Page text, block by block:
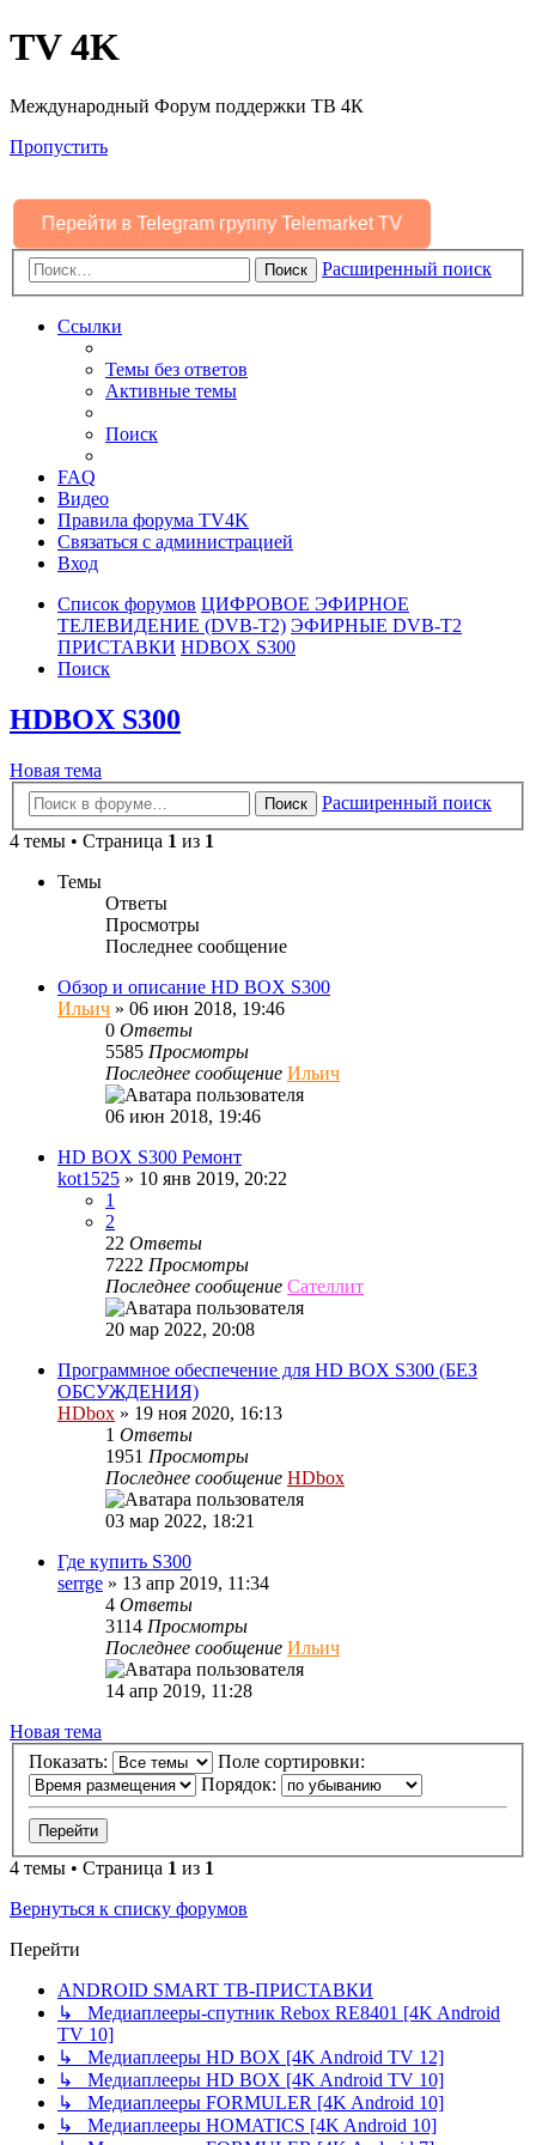
TV 4K
Международный Форум поддержки ТВ 4К
Пропустить
Перейти в Telegram группу Telemarket TV
Поиск Расширенный поиск
Ссылки
Темы без ответов
Активные темы
Поиск
FAQ
Видео
Правила форума TV4K
Связаться с администрацией
Вход
Список форумов ЦИФРОВОЕ ЭФИРНОЕ
ТЕЛЕВИДЕНИЕ (DVB-T2) ЭФИРНЫЕ DVB-T2
ПРИСТАВКИ HDBOX S300
Поиск
HDBOX S300
Новая тема
Поиск
Расширенный поиск
4 темы • Страница 1 из 1
Темы
Ответы
Просмотры
Последнее сообщение
Обзор и описание HD BOX S300
Ильич » 06 июн 2018, 19:46
0 Ответы
5585 Просмотры
Последнее сообщение Ильич
06 июн 2018, 19:46
HD BOX S300 Ремонт
kot1525 » 10 янв 2019, 20:22
1
2
22 Ответы
7222 Просмотры
Последнее сообщение Сателлит
20 мар 2022, 20:08
Программное обеспечение для HD BOX S300 (БЕЗ
ОБСУЖДЕНИЯ)
HDbox » 19 ноя 2020, 16:13
1 Ответы
1951 Просмотры
Последнее сообщение HDbox
03 мар 2022, 18:21
Где купить S300
serrge » 13 апр 2019, 11:34
4 Ответы
3114 Просмотры
Последнее сообщение Ильич
14 апр 2019, 11:28
Новая тема
Показать:
Поле сортировки:
Порядок:
4 темы • Страница 1 из 1
Вернуться к списку форумов
Перейти
ANDROID SMART ТВ-ПРИСТАВКИ
↳ Медиаплееры-спутник Rebox RE8401 [4K Android
TV 10]
↳ Медиаплееры HD BOX [4K Android TV 12]
↳ Медиаплееры HD BOX [4K Android TV 10]
↳ Медиаплееры FORMULER [4K Android 10]
↳ Медиаплееры HOMATICS [4K Android 10]